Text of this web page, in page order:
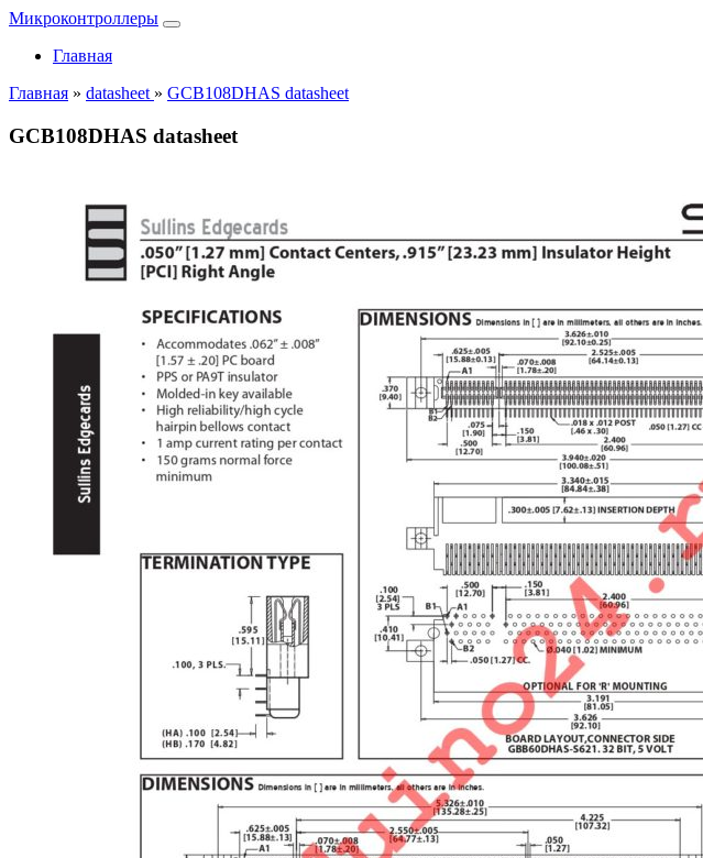
Микроконтроллеры
Главная
Главная » datasheet » GCB108DHAS datasheet
GCB108DHAS datasheet